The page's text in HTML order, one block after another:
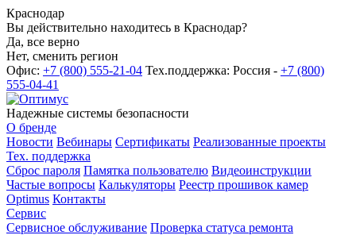
Краснодар
Вы действительно находитесь в Краснодар?
Да, все верно
Нет, сменить регион
Офис: +7 (800) 555-21-04 Тех.поддержка: Россия - +7 (800)
555-04-41
Надежные системы безопасности
О бренде
Новости Вебинары Сертификаты Реализованные проекты
Тех. поддержка
Сброс пароля Памятка пользователю Видеоинструкции
Частые вопросы Калькуляторы Реестр прошивок камер
Optimus Контакты
Сервис
Сервисное обслуживание Проверка статуса ремонта